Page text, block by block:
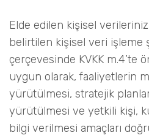
Elde edilen kişisel
belirtilen kişisel veri işleme
çerçevesinde KVKK m.4’te
uygun olarak, faaliyetlerin
yürütülmesi, stratejik
yürütülmesi ve yetkili kişi,
bilgi verilmesi amaçları